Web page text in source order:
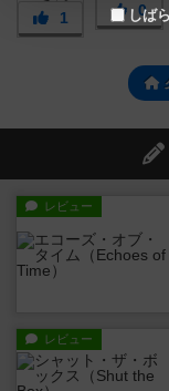
1 0
レビュー
レビュー
しば